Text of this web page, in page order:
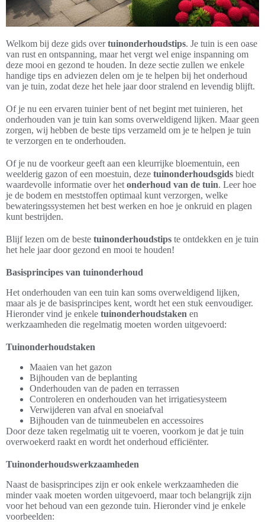
Welkom bij deze gids overtuinonderhoudstips. Je tuin is een oase
van rust en ontspanning, maar het vergt wel enige inspanning om
deze mooi en gezond te houden. In deze sectie zullen we enkele
handige tips en adviezen delen om je te helpen bij het onderhoud
van je tuin, zodat deze het hele jaar door stralend en levendig blijft.
Of je nu een ervaren tuinier bent of net begint met tuinieren, het
onderhouden van je tuin kan soms overweldigend lijken. Maar geen
zorgen, wij hebben de beste tips verzameld om je te helpen je tuin
te verzorgen en te onderhouden.
Of je nu de voorkeur geeft aan een kleurrijke bloementuin, een
weelderig gazon of een moestuin, deze tuinonderhoudsgids biedt
waardevolle informatie over het onderhoud van de tuin. Leer hoe
je de bodem en meststoffen optimaal kunt verzorgen, welke
bewateringssystemen het best werken en hoe je onkruid en plagen
kunt bestrijden.
Blijf lezen om de beste tuinonderhoudstips te ontdekken en je tuin
het hele jaar door gezond en mooi te houden!
Basisprincipes van tuinonderhoud
Het onderhouden van een tuin kan soms overweldigend lijken,
maar als je de basisprincipes kent, wordt het een stuk eenvoudiger.
Hieronder vind je enkele tuinonderhoudstaken en
werkzaamheden die regelmatig moeten worden uitgevoerd:
Tuinonderhoudstaken
Maaien van het gazon
Bijhouden van de beplanting
Onderhouden van de paden en terrassen
Controleren en onderhouden van het irrigatiesysteem
Verwijderen van afval en snoeiafval
Bijhouden van de tuinmeubelen en accessoires
Door deze taken regelmatig uit te voeren, voorkom je dat je tuin
overwoekerd raakt en wordt het onderhoud efficiënter.
Tuinonderhoudswerkzaamheden
Naast de basisprincipes zijn er ook enkele werkzaamheden die
minder vaak moeten worden uitgevoerd, maar toch belangrijk zijn
voor het behoud van een gezonde tuin. Hieronder vind je enkele
voorbeelden: